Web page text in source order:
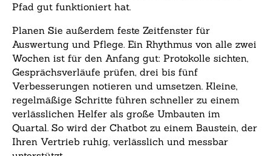
Pfad gut funktioniert hat.
Planen Sie außerdem feste Zeitfenster für
Auswertung und Pflege. Ein Rhythmus von alle zwei
Wochen ist für den Anfang gut: Protokolle sichten,
Gesprächsverläufe prüfen, drei bis fünf
Verbesserungen notieren und umsetzen. Kleine,
regelmäßige Schritte führen schneller zu einem
verlässlichen Helfer als große Umbauten im
Quartal. So wird der Chatbot zu einem Baustein, der
Ihren Vertrieb ruhig, verlässlich und messbar